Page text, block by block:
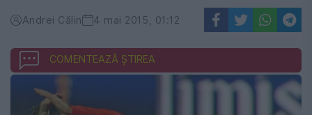
Andrei Călin 4 mai 2015, 01:12
COMENTEAZĂ ȘTIREA